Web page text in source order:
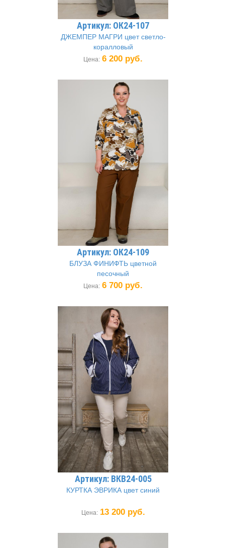
Артикул: ОК24-107
ДЖЕМПЕР МАГРИ цвет светло-
коралловый
Цена: 6 200 руб.
Артикул: ОК24-109
БЛУЗА ФИНИФТЬ цветной
песочный
Цена: 6 700 руб.
Артикул: ВКВ24-005
КУРТКА ЭВРИКА цвет синий
Цена: 13 200 руб.